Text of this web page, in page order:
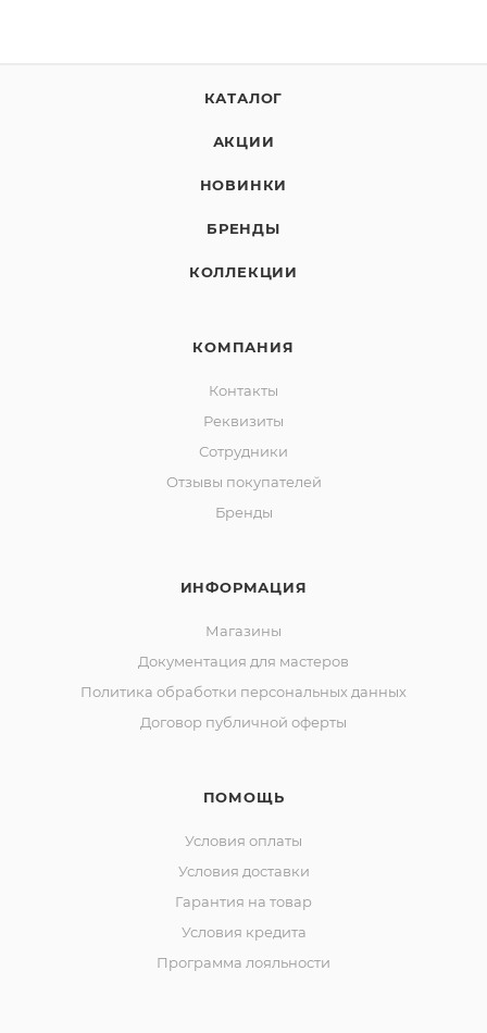
КАТАЛОГ
АКЦИИ
НОВИНКИ
БРЕНДЫ
КОЛЛЕКЦИИ
КОМПАНИЯ
Контакты
Реквизиты
Сотрудники
Отзывы покупателей
Бренды
ИНФОРМАЦИЯ
Магазины
Документация для мастеров
Политика обработки персональных данных
Договор публичной оферты
ПОМОЩЬ
Условия оплаты
Условия доставки
Гарантия на товар
Условия кредита
Программа лояльности